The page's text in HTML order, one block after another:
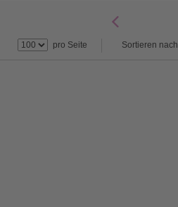
pro Seite Sortieren nach